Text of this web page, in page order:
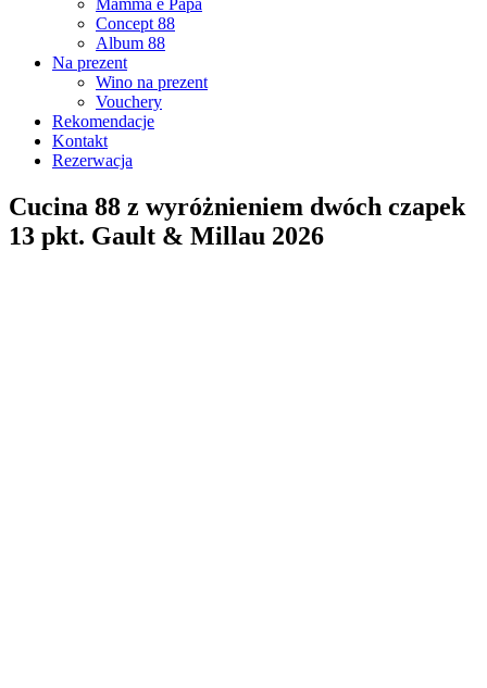
Mamma e Papà
Concept 88
Album 88
Na prezent
Wino na prezent
Vouchery
Rekomendacje
Kontakt
Rezerwacja
Cucina 88 z wyróżnieniem dwóch czapek
13 pkt. Gault & Millau 2026